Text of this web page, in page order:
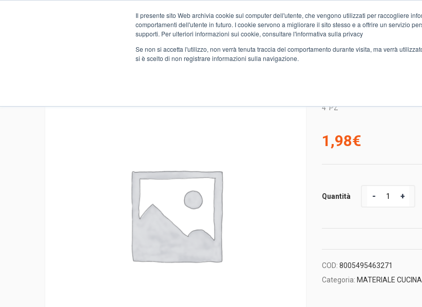
Il presente sito Web archivia cookie sul computer dell'utente, che vengono utilizzati per raccogliere
comportamenti dell'utente in futuro. I cookie servono a migliorare il sito stesso e a offrire un servizio
supporti. Per ulteriori informazioni sui cookie, consultare l'informativa sulla privacy
Se non si accetta l'utilizzo, non verrà tenuta traccia del comportamento durante visita, ma verrà
si è scelto di non registrare informazioni sulla navigazione.
Novità Chi siamo Servizi Spesa online Carta Club
DROGHERIA MATERIALE CUCINA 4 ROT.CARTA CUCINA ASCIUGATUTTO SCALA
4 ROT.CARTA
4 PZ
1,98€
Quantità
COD: 8005495463271
Categoria: MATERIALE CUCINA